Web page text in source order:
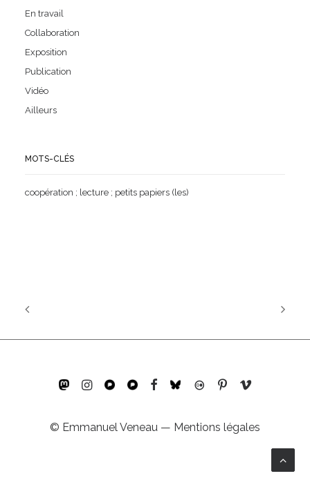
En travail
Collaboration
Exposition
Publication
Vidéo
Ailleurs
MOTS-CLÉS
coopération ; lecture ; petits papiers (les)
© Emmanuel Veneau — Mentions légales